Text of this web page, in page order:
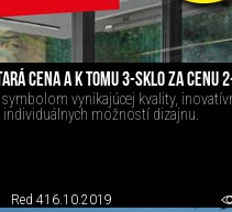
CENA A K TOMU 3-SKLO ZA CENU
vynikajúcej kvality,
individuálnych možností dizajnu.
Red 416.10.2019